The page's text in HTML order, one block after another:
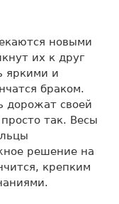
новыми
их к друг
яркими и
браком.
дорожат своей
так. Весы
решение на
крепким